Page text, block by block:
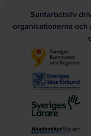
Suntarbetsliv
organisationerna och